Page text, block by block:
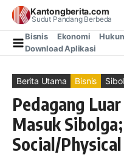
Lewati ke konten
Kantongberita.com
Sudut Pandang Berbeda
Bisnis Ekonomi
Download Aplikasi
Berita Utama Bisnis
Pedagang
Masuk
Social/